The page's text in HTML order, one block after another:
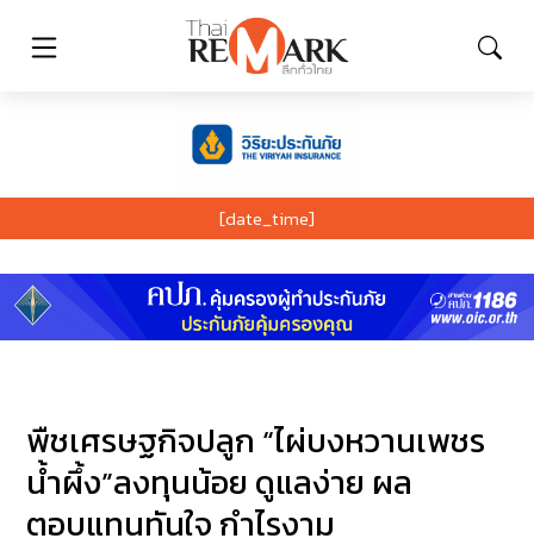
[date_time]
พืชเศรษฐกิจปลูก “ไผ่บงหวานเพชร
น้ำผึ้ง”ลงทุนน้อย ดูแลง่าย ผล
ตอบแทนทันใจ กำไรงาม